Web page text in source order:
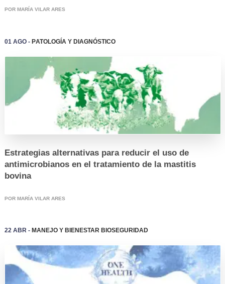
EVENTOS
POR MARÍA VILAR ARES
01 Ago -Patología y Diagnóstico
Estrategias alternativas para reducir el uso de
antimicrobianos en el tratamiento de la mastitis
bovina
POR MARÍA VILAR ARES
22 Abr -Manejo y BienestarBioseguridad